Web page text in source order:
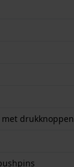
drukknoppen